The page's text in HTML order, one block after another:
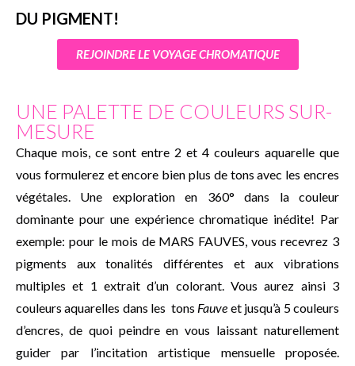
DU PIGMENT!
REJOINDRE LE VOYAGE CHROMATIQUE
UNE PALETTE DE COULEURS SUR-
MESURE
Chaque mois, ce sont entre 2 et 4 couleurs aquarelle que
vous formulerez et encore bien plus de tons avec les encres
végétales. Une exploration en 360° dans la couleur
dominante pour une expérience chromatique inédite! Par
exemple: pour le mois de MARS FAUVES, vous recevrez 3
pigments aux tonalités différentes et aux vibrations
multiples et 1 extrait d’un colorant. Vous aurez ainsi 3
couleurs aquarelles dans les tons Fauve et jusqu’à 5 couleurs
d’encres, de quoi peindre en vous laissant naturellement
guider par l’incitation artistique mensuelle proposée.